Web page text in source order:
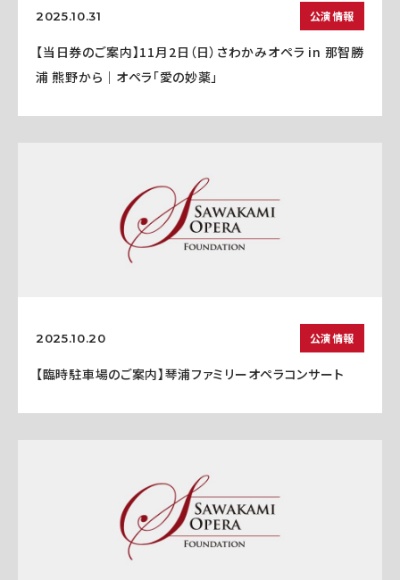
2025.10.31 公演情報
【当日券のご案内】11月2日（日）さわかみオペラ in 那智勝
浦 熊野から｜オペラ「愛の妙薬」
2025.10.20 公演情報
【臨時駐車場のご案内】琴浦ファミリーオペラコンサート